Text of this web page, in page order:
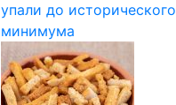
упали до исторического
минимума